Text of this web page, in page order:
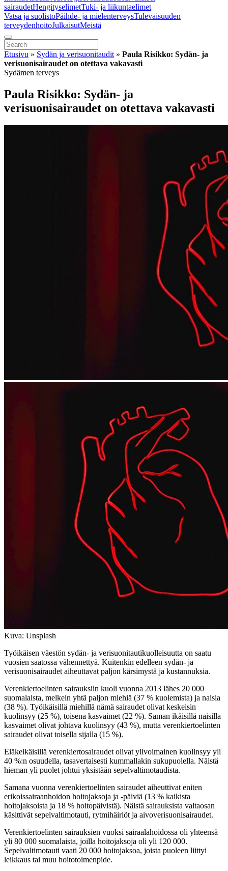
sairaudetHengityselimetTuki- ja liikuntaelimet
Vatsa ja suolistoPäihde- ja mielenterveysTulevaisuuden
terveydenhoitoJulkaisutMeistä
Etusivu » Sydän ja verisuonitaudit » Paula Risikko: Sydän- ja
verisuonisairaudet on otettava vakavasti
Sydämen terveys
Paula Risikko: Sydän- ja
verisuonisairaudet on otettava vakavasti
Kuva: Unsplash
Työikäisen väestön sydän- ja verisuonitautikuolleisuutta on saatu
vuosien saatossa vähennettyä. Kuitenkin edelleen sydän- ja
verisuonisairaudet aiheuttavat paljon kärsimystä ja kustannuksia.
Verenkiertoelinten sairauksiin kuoli vuonna 2013 lähes 20 000
suomalaista, melkein yhtä paljon miehiä (37 % kuolemista) ja naisia
(38 %). Työikäisillä miehillä nämä sairaudet olivat keskeisin
kuolinsyy (25 %), toisena kasvaimet (22 %). Saman ikäisillä naisilla
kasvaimet olivat johtava kuolinsyy (43 %), mutta verenkiertoelinten
sairaudet olivat toisella sijalla (15 %).
Eläkeikäisillä verenkiertosairaudet olivat ylivoimainen kuolinsyy yli
40 %:n osuudella, tasavertaisesti kummallakin sukupuolella. Näistä
hieman yli puolet johtui yksistään sepelvaltimotaudista.
Samana vuonna verenkiertoelinten sairaudet aiheuttivat eniten
erikoissairaanhoidon hoitojaksoja ja -päiviä (13 % kaikista
hoitojaksoista ja 18 % hoitopäivistä). Näistä sairauksista valtaosan
käsittivät sepelvaltimotauti, rytmihäiriöt ja aivoverisuonisairaudet.
Verenkiertoelinten sairauksien vuoksi sairaalahoidossa oli yhteensä
yli 80 000 suomalaista, joilla hoitojaksoja oli yli 120 000.
Sepelvaltimotauti vaati 20 000 hoitojaksoa, joista puoleen liittyi
leikkaus tai muu hoitotoimenpide.